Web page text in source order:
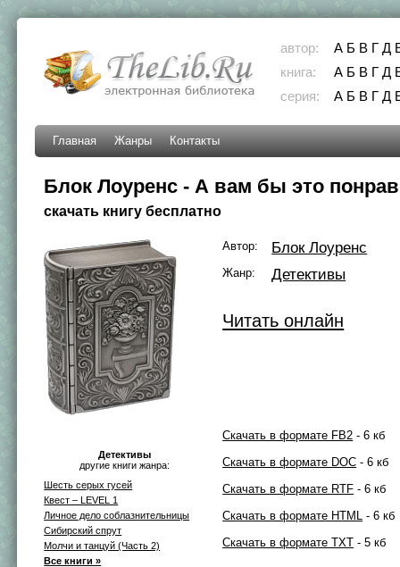
автор: А Б В Г Д
книга:
А Б В Г Д
серия:
А Б В Г Д
Главная Жанры Контакты
Блок Лоуренс - А вам бы это
скачать книгу бесплатно
Детективы
другие книги жанра:
Шесть серых гусей
Квест – LEVEL 1
Личное дело соблазнительницы
Сибирский спрут
Молчи и танцуй (Часть 2)
Все книги »
Автор: Блок Лоуренс
Жанр: Детективы
Читать онлайн
Скачать в формате FB2 - 6 кб
Скачать в формате DOC - 6 кб
Скачать в формате RTF - 6 кб
Скачать в формате HTML - 6 кб
Скачать в формате TXT - 5 кб